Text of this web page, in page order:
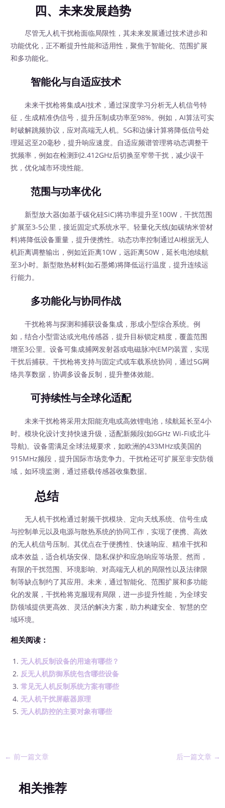
四、未来发展趋势
尽管无人机干扰枪面临局限性，其未来发展通过技术进步和
功能优化，正不断提升性能和适用性，聚焦于智能化、范围扩展
和多功能化。
智能化与自适应技术
未来干扰枪将集成AI技术，通过深度学习分析无人机信号特
征，生成精准伪信号，提升压制成功率至98%。例如，AI算法可实
时破解跳频协议，应对高端无人机。5G和边缘计算将降低信号处
理延迟至20毫秒，提升响应速度。自适应频谱管理将动态调整干
扰频率，例如在检测到2.412GHz后切换至窄带干扰，减少误干
扰，优化城市环境性能。
范围与功率优化
新型放大器(如基于碳化硅SiC)将功率提升至100W，干扰范围
扩展至3-5公里，接近固定式系统水平。轻量化天线(如碳纳米管材
料)将降低设备重量，提升便携性。动态功率控制通过AI根据无人
机距离调整输出，例如近距离10W，远距离50W，延长电池续航
至3小时。新型散热材料(如石墨烯)将降低运行温度，提升连续运
行能力。
多功能化与协同作战
干扰枪将与探测和捕获设备集成，形成小型综合系统。例
如，结合小型雷达或光电传感器，提升目标锁定精度，覆盖范围
增至3公里。设备可集成捕网发射器或电磁脉冲(EMP)装置，实现
干扰后捕获。干扰枪将支持与固定式或车载系统协同，通过5G网
络共享数据，协调多设备反制，提升整体效能。
可持续性与全球化适配
未来干扰枪将采用太阳能充电或高效锂电池，续航延长至4小
时。模块化设计支持快速升级，适配新频段(如6GHz Wi-Fi或北斗
导航)。设备需满足全球法规要求，如欧洲的433MHz或美国的
915MHz频段，提升国际市场竞争力。干扰枪还可扩展至非安防领
域，如环境监测，通过搭载传感器收集数据。
总结
无人机干扰枪通过射频干扰模块、定向天线系统、信号生成
与控制单元以及电源与散热系统的协同工作，实现了便携、高效
的无人机信号压制。其优点在于便携性、快速响应、精准干扰和
成本效益，适合机场安保、隐私保护和应急响应等场景。然而，
有限的干扰范围、环境影响、对高端无人机的局限性以及法律限
制等缺点制约了其应用。未来，通过智能化、范围扩展和多功能
化的发展，干扰枪将克服现有局限，进一步提升性能，为全球安
防领域提供更高效、灵活的解决方案，助力构建安全、智慧的空
域环境。
相关阅读：
无人机反制设备的用途有哪些？
反无人机防御系统包含哪些设备
常见无人机反制系统方案有哪些
无人机干扰屏蔽器原理
无人机防控的主要对象有哪些
← 前一篇文章 后一篇文章 →
相关推荐